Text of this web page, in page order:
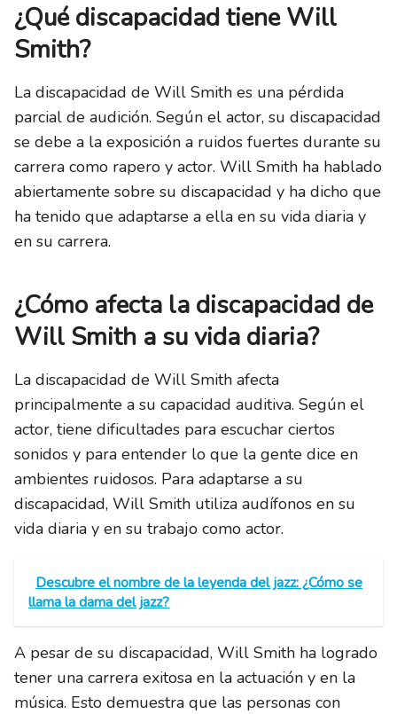
¿Qué discapacidad tiene Will
Smith?
La discapacidad de Will Smith es una pérdida
parcial de audición. Según el actor, su discapacidad
se debe a la exposición a ruidos fuertes durante su
carrera como rapero y actor. Will Smith ha hablado
abiertamente sobre su discapacidad y ha dicho que
ha tenido que adaptarse a ella en su vida diaria y
en su carrera.
¿Cómo afecta la discapacidad de
Will Smith a su vida diaria?
La discapacidad de Will Smith afecta
principalmente a su capacidad auditiva. Según el
actor, tiene dificultades para escuchar ciertos
sonidos y para entender lo que la gente dice en
ambientes ruidosos. Para adaptarse a su
discapacidad, Will Smith utiliza audífonos en su
vida diaria y en su trabajo como actor.
Descubre el nombre de la leyenda del jazz: ¿Cómo se
llama la dama del jazz?
A pesar de su discapacidad, Will Smith ha logrado
tener una carrera exitosa en la actuación y en la
música. Esto demuestra que las personas con